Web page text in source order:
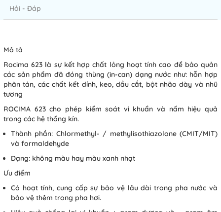
Hỏi - Đáp
Mô tả
Rocima 623 là sự kết hợp chất lỏng hoạt tính cao để bảo quản
các sản phẩm đã đóng thùng (in-can) dạng nước như: hỗn hợp
phân tán, các chất kết dính, keo, dầu cắt, bột nhão dày và nhũ
tương
ROCIMA 623 cho phép kiểm soát vi khuẩn và nấm hiệu quả
trong các hệ thống kín.
Thành phần: Chlormethyl- / methylisothiazolone (CMIT/MIT)
và formaldehyde
Dạng: không màu hay màu xanh nhạt
Ưu điểm
Có hoạt tính, cung cấp sự bảo vệ lâu dài trong pha nước và
bảo vệ thêm trong pha hơi.